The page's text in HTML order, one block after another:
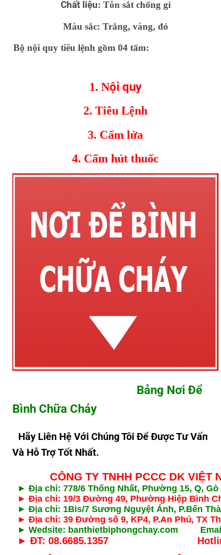
Chất liệu: Tôn sắt chống gỉ
Màu sắc: Trắng, vàng, đỏ
Bộ nội quy tiêu lệnh gồm 04 tấm:
1. Nội quy
2. Tiêu Lệnh
3. Cấm lửa
4. Cấm hút thuốc
Bảng Nơi Để
Bình Chữa Cháy
Hãy Liên Hệ Với Chúng Tôi Để Được Tư Vấn
Và Hỗ Trợ Tốt Nhất.
CÔNG TY TNHH PCCC DK VIỆT
► Địa chỉ: 778/6 Thống Nhất, Phường 15, Q,
► Địa chỉ: 19/3 Đường 49, Phường Hiệp Bình
► Địa chỉ: 1Bis/7 Sương Nguyệt Ánh, P.Bến
► Địa chỉ: 39 Đường số 9, KP4, P.An Phú, TX
► Wedsite: banthietbiphongchay.com
► ĐT: 08.6685.1357 Hotline: